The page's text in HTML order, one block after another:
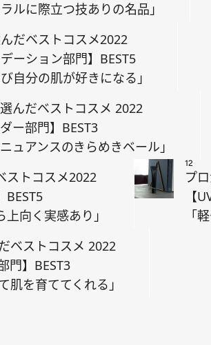
ラルに際立つ技ありの名品」
だベストコスメ2022
デーション部門】BEST5
び自分の肌が好きになる」
んだベストコスメ 2022
ダー部門】BEST3
ニュアンスのきらめきベール」
ストコスメ2022
BEST5
上向く実感あり」
12
プ
【
「
ベストコスメ 2022
門】BEST3
肌を育ててくれる」